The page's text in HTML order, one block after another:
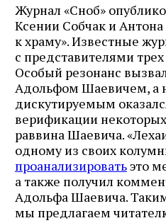
Журнал «Сноб»
Ксении Собчак и Антона
к храму». Известные
с представителями
Особый резонанс
Адольфом Шаевичем, а
дискутируемым
верификации
раввина Шаевича.
одному из своих
проанализироватьэто
а также получил
Адольфа Шаевича.
мы предлагаем